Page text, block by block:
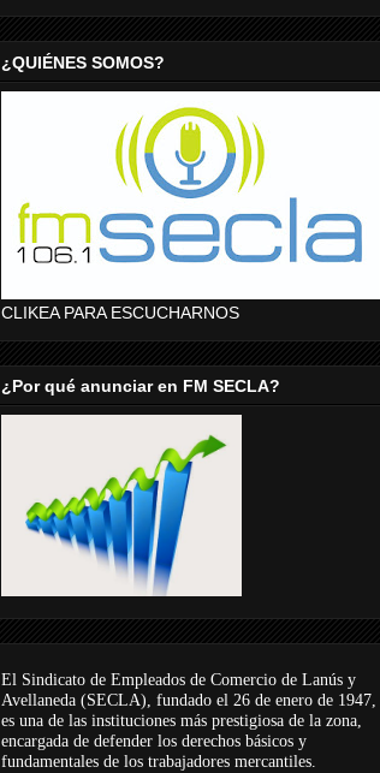
¿QUIÉNES SOMOS?
CLIKEA PARA ESCUCHARNOS
¿Por qué anunciar en FM SECLA?
El Sindicato de Empleados de Comercio de Lanús y
Avellaneda (SECLA), fundado el 26 de enero de 1947,
es una de las instituciones más prestigiosa de la zona,
encargada de defender los derechos básicos y
fundamentales de los trabajadores mercantiles.